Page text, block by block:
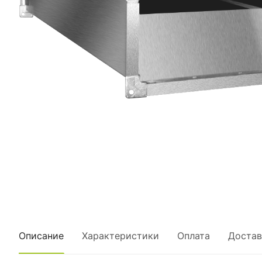
Описание Характеристики Оплата